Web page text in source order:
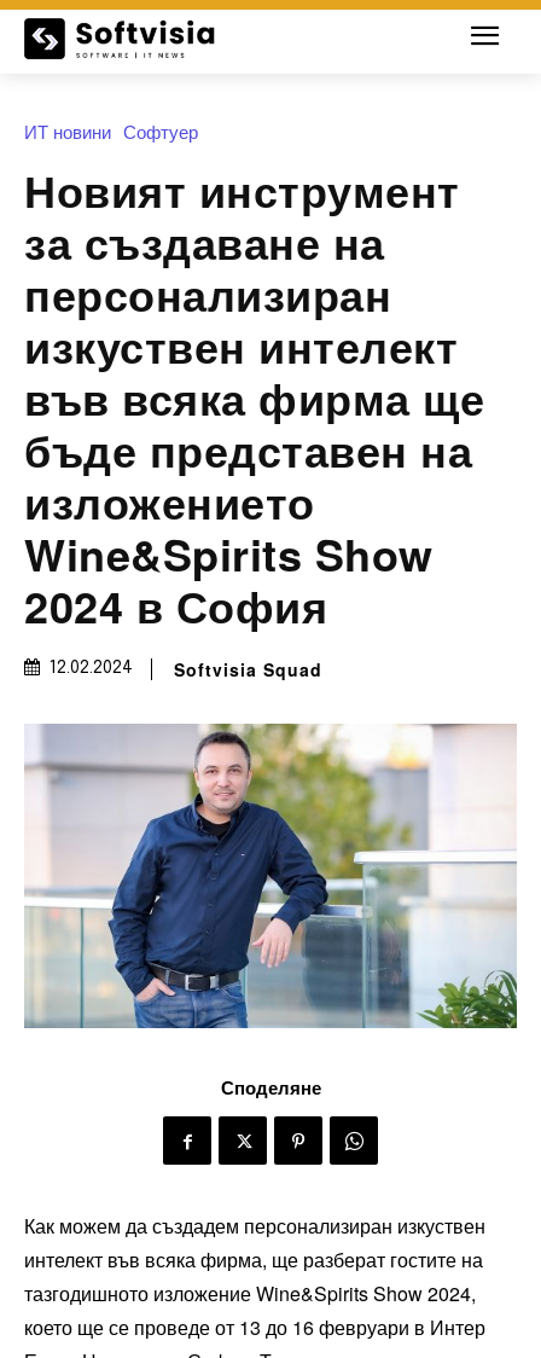
ИТ новини Софтуер
Новият инструмент
за създаване на
персонализиран
изкуствен интелект
във всяка фирма ще
бъде представен на
изложението
Wine&Spirits Show
2024 в София
12.02.2024 Softvisia Squad
Споделяне
Как можем да създадем персонализиран изкуствен
интелект във всяка фирма, ще разберат гостите на
тазгодишното изложение Wine&Spirits Show 2024,
което ще се проведе от 13 до 16 февруари в Интер